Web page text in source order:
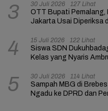
3 30 Juli 2026 127 Lihat
OTT Bupati Pemalang,
Jakarta Usai Diperiksa
4 15 Juli 2026 122 Lihat
Siswa SDN
Kelas yang Nyaris
5 30 Juli 2026 114 Lihat
Sampah MBG di
Ngadu ke DPRD dan